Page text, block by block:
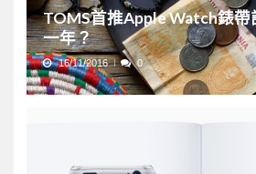
TOMS首推Apple Watch錶帶
一年？
16/11/2016 0